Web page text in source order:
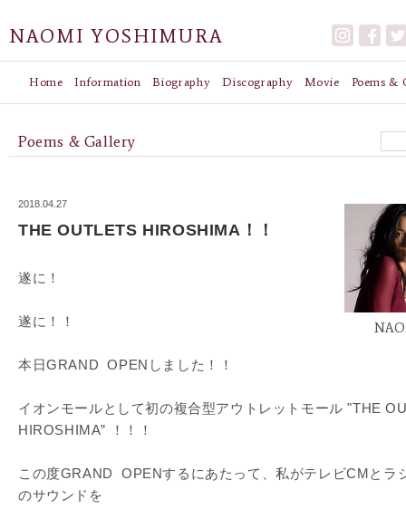
NAOMI YOSHIMURA
Home Information Biography Discography Movie Poems &
Poems & Gallery
2018.04.27
THE OUTLETS HIROSHIMA！！
遂に！
遂に！！
本日GRAND OPENしました！！
イオンモールとして初の複合型アウトレットモール "THE
HIROSHIMA” ！！！
この度GRAND OPENするにあたって、私がテレビCMとラ
のサウンドを